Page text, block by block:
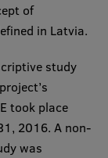
of
in Latvia.
study
took place
2016. A non-
was